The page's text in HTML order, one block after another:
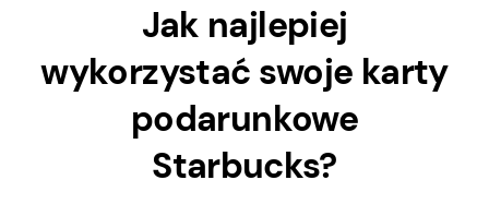
Jak najlepiej
wykorzystać swoje karty
podarunkowe
Starbucks?